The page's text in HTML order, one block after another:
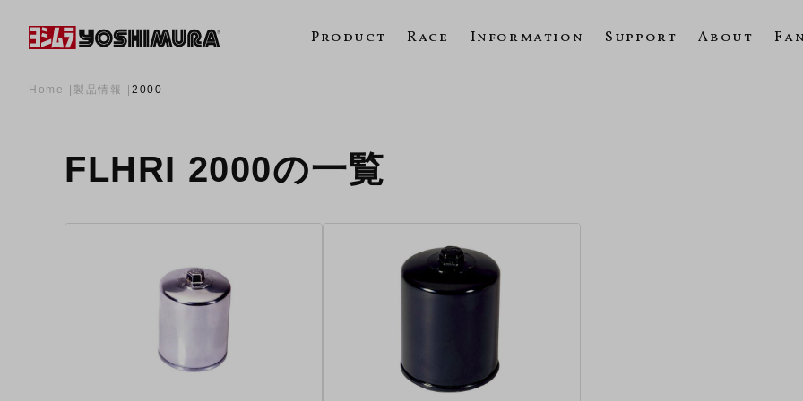
Product Race Information Support About
Home 製品情報 2000
FLHRI 2000の一覧